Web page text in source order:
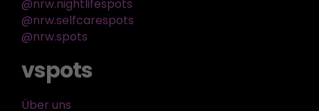
@nrw.nightlifespots
@nrw.selfcarespots
@nrw.spots
vspots
Über uns